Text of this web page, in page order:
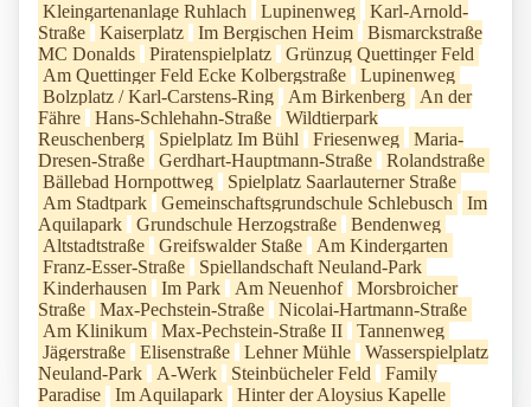
Kleingartenanlage Ruhlach Lupinenweg
Karl-Arnold-
Straße
Kaiserplatz Im Bergischen Heim
Bismarckstraße
MC Donalds
Piratenspielplatz
Grünzug Quettinger Feld
Am Quettinger Feld Ecke Kolbergstraße
Lupinenweg
Bolzplatz / Karl-Carstens-Ring
Am Birkenberg
An der
Fähre
Hans-Schlehahn-Straße
Wildtierpark
Reuschenberg
Spielplatz Im Bühl Friesenweg
Maria-
Dresen-Straße
Gerdhart-Hauptmann-Straße
Rolandstraße
Bällebad Hornpottweg
Spielplatz Saarlauterner Straße
Am Stadtpark
Gemeinschaftsgrundschule Schlebusch
Im
Aquilapark
Grundschule Herzogstraße
Bendenweg
Altstadtstraße
Greifswalder Staße
Am Kindergarten
Franz-Esser-Straße
Spiellandschaft Neuland-Park
Kinderhausen
Im Park Am Neuenhof
Morsbroicher
Straße
Max-Pechstein-Straße
Nicolai-Hartmann-Straße
Am Klinikum
Max-Pechstein-Straße II
Tannenweg
Jägerstraße
Elisenstraße Lehner Mühle
Wasserspielplatz
Neuland-Park
A-Werk Steinbücheler Feld
Family
Paradise
Im Aquilapark Hinter der Aloysius Kapelle